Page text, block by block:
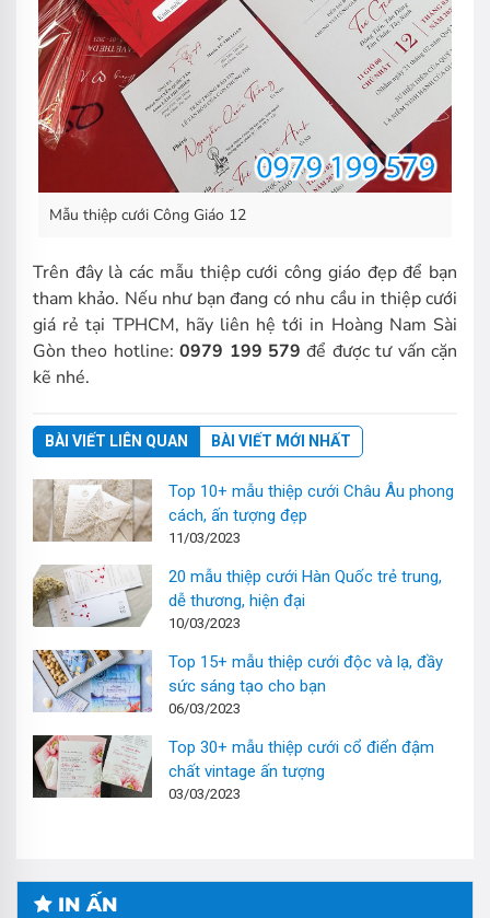
Mẫu thiệp cưới Công Giáo 12
Trên đây là các mẫu thiệp cưới công giáo đẹp để bạn
tham khảo. Nếu như bạn đang có nhu cầu in thiệp cưới
giá rẻ tại TPHCM, hãy liên hệ tới in Hoàng Nam Sài
Gòn theo hotline:0979 199 579 để được tư vấn cặn
kẽ nhé.
BÀI VIẾT LIÊN QUAN BÀI VIẾT MỚI NHẤT
Top 10+ mẫu thiệp cưới Châu Âu phong
cách, ấn tượng đẹp
11/03/2023
20 mẫu thiệp cưới Hàn Quốc trẻ trung,
dễ thương, hiện đại
10/03/2023
Top 15+ mẫu thiệp cưới độc và lạ, đầy
sức sáng tạo cho bạn
06/03/2023
Top 30+ mẫu thiệp cưới cổ điển đậm
chất vintage ấn tượng
03/03/2023
IN ẤN